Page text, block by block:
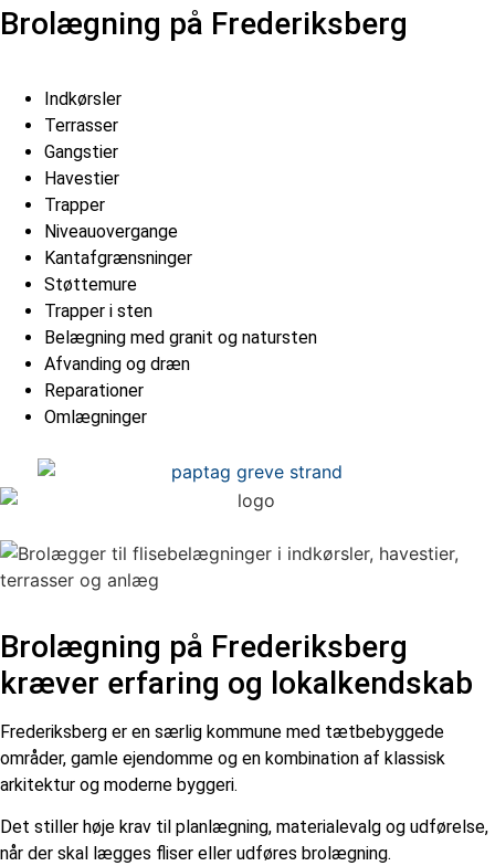
Brolægning på Frederiksberg
Indkørsler
Terrasser
Gangstier
Havestier
Trapper
Niveauovergange
Kantafgrænsninger
Støttemure
Trapper i sten
Belægning med granit og natursten
Afvanding og dræn
Reparationer
Omlægninger
Brolægning på Frederiksberg
kræver erfaring og lokalkendskab
Frederiksberg er en særlig kommune med tætbebyggede
områder, gamle ejendomme og en kombination af klassisk
arkitektur og moderne byggeri.
Det stiller høje krav til planlægning, materialevalg og udførelse,
når der skal lægges fliser eller udføres brolægning.